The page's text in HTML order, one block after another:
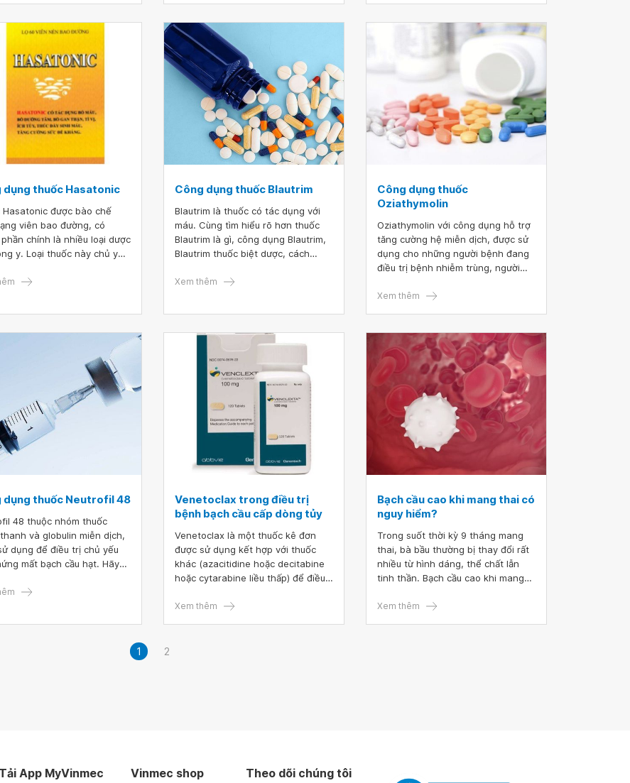
dụng thuốc Hasatonic
Hasatonic được bào chế
viên bao đường, có
chính là nhiều loại dược
y. Loại thuốc này chủ yếu
Công dụng thuốc Blautrim
Blautrim là thuốc có tác dụng với
máu. Cùng tìm hiểu rõ hơn thuốc
Blautrim là gì, công dụng Blautrim,
Blautrim thuốc biệt dược, cách
đây.
Xem thêm
Công dụng thuốc
Oziathymolin
Oziathymolin với công dụng hỗ trợ
tăng cường hệ miễn dịch, được sử
dụng cho những người bệnh đang
điều trị bệnh nhiễm trùng, người
nhiễm HIV... Thuốc chứa thành
dùng và liều dùng thuốc
Oziathymolin, cũng như các lưu ý
khi sử dụng thuốc cho người bệnh.
Xem thêm
dụng thuốc Neutrofil 48
48 thuộc nhóm thuốc
và globulin miễn dịch,
dụng để điều trị chủ yếu
mất bạch cầu hạt. Hãy
thuốc Neutrofil 48 thông
Venetoclax trong điều trị
bệnh bạch cầu cấp dòng tủy
Venetoclax là một thuốc kê đơn
được sử dụng kết hợp với thuốc
khác (azacitidine hoặc decitabine
hoặc cytarabine liều thấp) để điều
Xem thêm
Bạch cầu cao khi mang thai có
nguy hiểm?
Trong suốt thời kỳ 9 tháng mang
thai, bà bầu thường bị thay đổi rất
nhiều từ hình dáng, thể chất lẫn
tinh thần. Bạch cầu cao khi mang
liên quan đến huyết học. Vậy bạch
Xem thêm
1 2
Tải App MyVinmec Vinmec shop Theo dõi chúng tôi